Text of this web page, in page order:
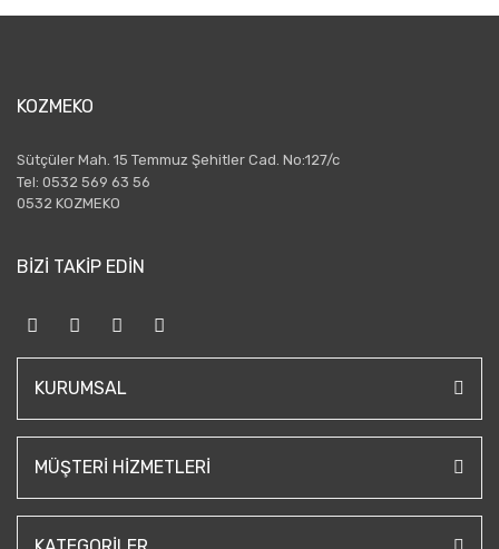
KOZMEKO
Sütçüler Mah. 15 Temmuz Şehitler Cad. No:127/c
Tel: 0532 569 63 56
0532 KOZMEKO
BİZİ TAKİP EDİN
KURUMSAL
MÜŞTERI HIZMETLERI